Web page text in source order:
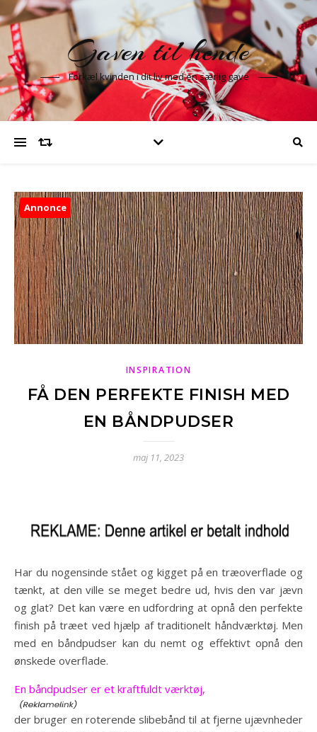
Gaven til hende
Forkæl kvinden i dit liv med en særlig gave
Annonce
INSPIRATION
FÅ DEN PERFEKTE FINISH MED
EN BÅNDPUDSER
maj 11, 2023
Har du nogensinde stået og kigget på en træoverflade og
tænkt, at den ville se meget bedre ud, hvis den var jævn
og glat? Det kan være en udfordring at opnå den perfekte
finish på træet ved hjælp af traditionelt håndværktøj. Men
med en båndpudser kan du nemt og effektivt opnå den
ønskede overflade.
En båndpudser er et kraftfuldt værktøj,
der bruger en roterende slibebånd til at fjerne ujævnheder